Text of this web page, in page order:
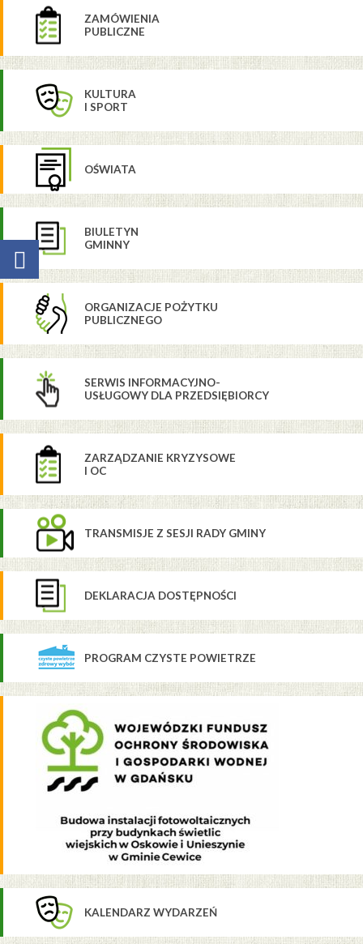
ZAMÓWIENIA
PUBLICZNE
KULTURA
I SPORT
OŚWIATA
BIULETYN
GMINNY
ORGANIZACJE POŻYTKU
PUBLICZNEGO
SERWIS INFORMACYJNO-
USŁUGOWY DLA PRZEDSIĘBIORCY
ZARZĄDZANIE KRYZYSOWE
I OC
TRANSMISJE Z SESJI RADY GMINY
DEKLARACJA DOSTĘPNOŚCI
PROGRAM CZYSTE POWIETRZE
KALENDARZ WYDARZEŃ